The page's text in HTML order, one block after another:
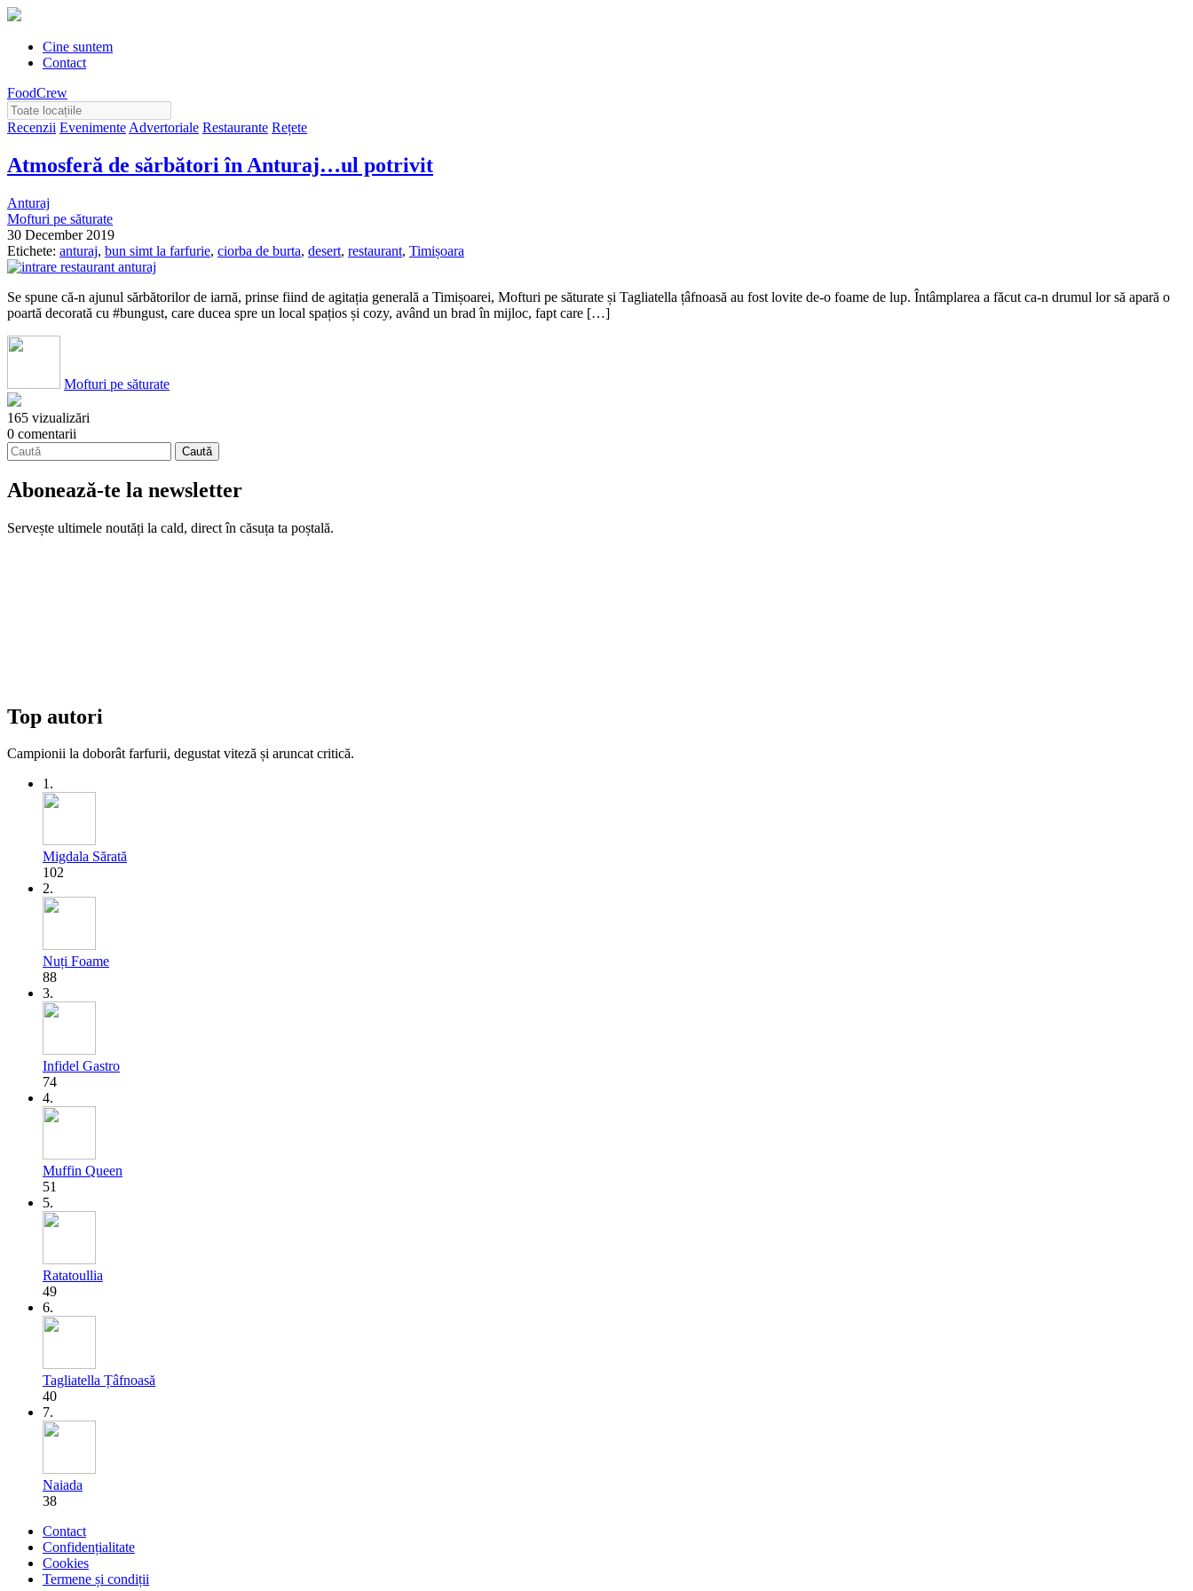
Cine suntem
Contact
FoodCrew
Recenzii Evenimente Advertoriale Restaurante Rețete
Atmosferă de sărbători în Anturaj…ul potrivit
Anturaj
Mofturi pe săturate
30 December 2019
Etichete: anturaj, bun simt la farfurie, ciorba de burta, desert, restaurant, Timișoara
Se spune că-n ajunul sărbătorilor de iarnă, prinse fiind de agitația generală a Timișoarei, Mofturi pe săturate și Tagliatella țâfnoasă au fost lovite de-o foame de lup. Întâmplarea a făcut ca-n drumul lor să apară o
poartă decorată cu #bungust, care ducea spre un local spațios și cozy, având un brad în mijloc, fapt care […]
Mofturi pe săturate
165 vizualizări
0 comentarii
Abonează-te la newsletter
Servește ultimele noutăți la cald, direct în căsuța ta poștală.
Top autori
Campionii la doborât farfurii, degustat viteză și aruncat critică.
1.
Migdala Sărată
102
2.
Nuți Foame
88
3.
Infidel Gastro
74
4.
Muffin Queen
51
5.
Ratatoullia
49
6.
Tagliatella Țâfnoasă
40
7.
Naiada
38
Contact
Confidențialitate
Cookies
Termene și condiții